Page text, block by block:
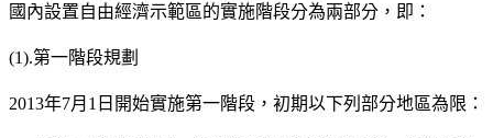
國內設置自由經濟示範區的實施階段分為兩部分，即：
(1).第一階段規劃
2013年7月1日開始實施第一階段，初期以下列部分地區為限：